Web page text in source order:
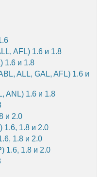
AFL) 1.6 и 1.8
1.6 и 1.8
ALL, GAL, AFL) 1.6 и
ANL) 1.6 и 1.8
и 2.0
1.6, 1.8 и 2.0
1.8 и 2.0
1.6, 1.8 и 2.0